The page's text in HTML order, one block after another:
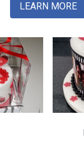
LEARN MORE